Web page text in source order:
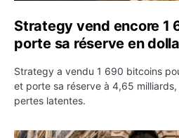
Strategy vend encore 1
porte sa réserve en
Strategy a vendu 1 690 bitcoins
et porte sa réserve à 4,65
pertes latentes.